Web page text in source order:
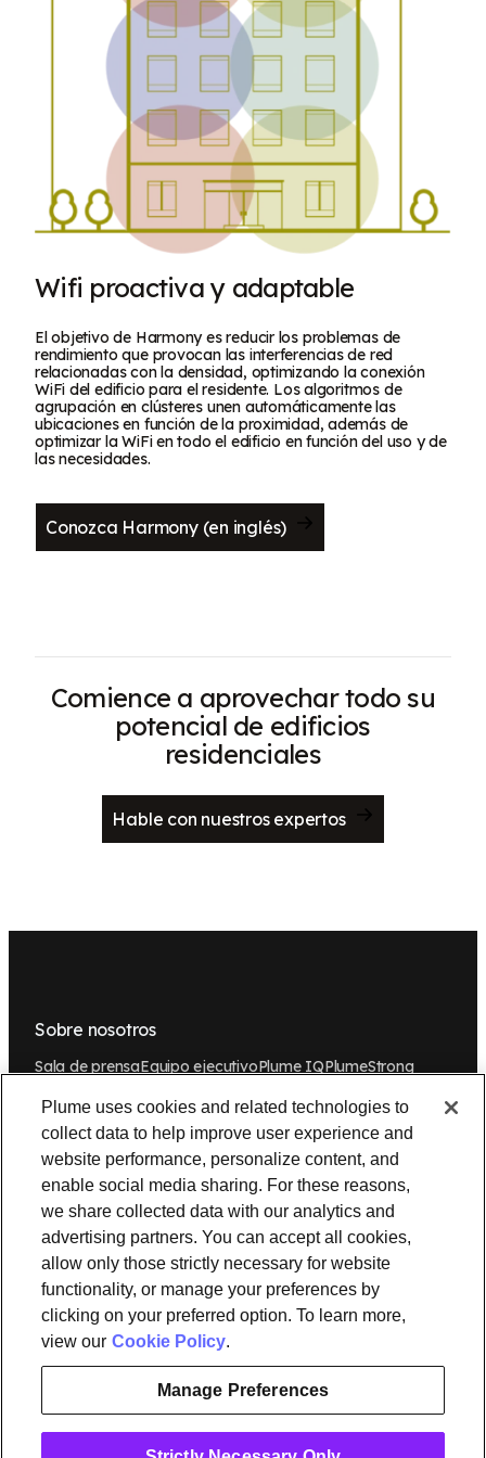
Wifi proactiva y adaptable
El objetivo de Harmony es reducir los problemas de
rendimiento que provocan las interferencias de red
relacionadas con la densidad, optimizando la conexión
WiFi del edificio para el residente. Los algoritmos de
agrupación en clústeres unen automáticamente las
ubicaciones en función de la proximidad, además de
optimizar la WiFi en todo el edificio en función del uso y de
las necesidades.
Conozca Harmony (en inglés)
Comience a aprovechar todo su
potencial de edificios
residenciales
Hable con nuestros expertos
Sobre nosotros
Sala de prensaEquipo ejecutivoPlume IQPlumeStrong
Herramientas e información
OpenSyncRecursosSoporte técnico
Solicitar una demostración
Contacto
Legal
Política de privacidadPlume Trust CenterCookies
linkedin
Ⓒ 2026 Plume Design, Inc. Todos los derechos reservados.
Adaptive, Advanced loT Protection, Concierge, Flow, Harvest,
Plume uses cookies and related technologies to
collect data to help improve user experience and
website performance, personalize content, and
enable social media sharing. For these reasons,
we share collected data with our analytics and
advertising partners. You can accept all cookies,
allow only those strictly necessary for website
functionality, or manage your preferences by
clicking on your preferred option. To learn more,
view our Cookie Policy.
Manage Preferences